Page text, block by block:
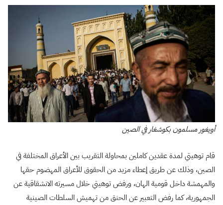
أويغور مسلمون بكوشغار في الصين
قام توهيتي لمدة عقدين كاملين بمحاولة التقريب بين الأعراق المختلفة في
الصين، وذلك عن طريق إعطاء مزيد من الحقوق للأعراق المهضوم حقها
والمهمشة داخل قومية الهان، ورفض توهيتي خلال مسيرته الانشقاقية عن
الجمهورية، كما رفض التعبير عن الحنق من تهميش السلطات الصينية